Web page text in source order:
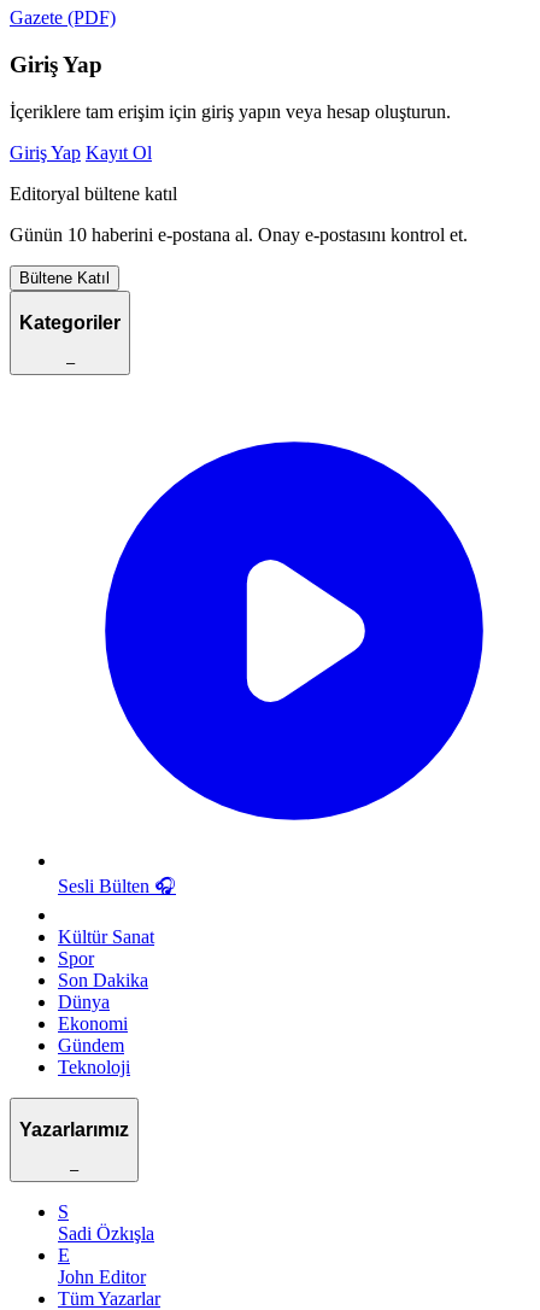
Gazete (PDF)
Giriş Yap
İçeriklere tam erişim için giriş yapın veya hesap oluşturun.
Giriş Yap Kayıt Ol
Editoryal bültene katıl
Günün 10 haberini e-postana al. Onay e-postasını kontrol et.
Bültene Katıl
Kategoriler
–
Sesli Bülten 🎧
Kültür Sanat
Spor
Son Dakika
Dünya
Ekonomi
Gündem
Teknoloji
Yazarlarımız
–
S
Sadi Özkışla
E
John Editor
Tüm Yazarlar